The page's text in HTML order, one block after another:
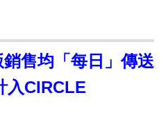
售均「每日」傳送
入CIRCLE